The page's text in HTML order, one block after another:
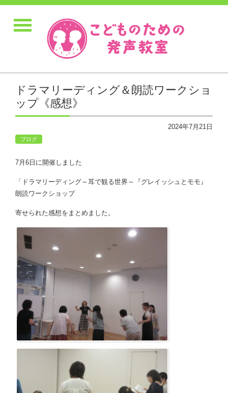
ドラマリーディング＆朗読ワークショ
ップ《感想》
2024年7月21日
ブログ
7月6日に開催しました
「ドラマリーディング～耳で観る世界～『グレイッシュとモモ』
朗読ワークショップ
寄せられた感想をまとめました。